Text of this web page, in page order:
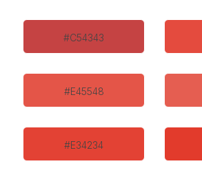
#C54343
#E45548
#E34234